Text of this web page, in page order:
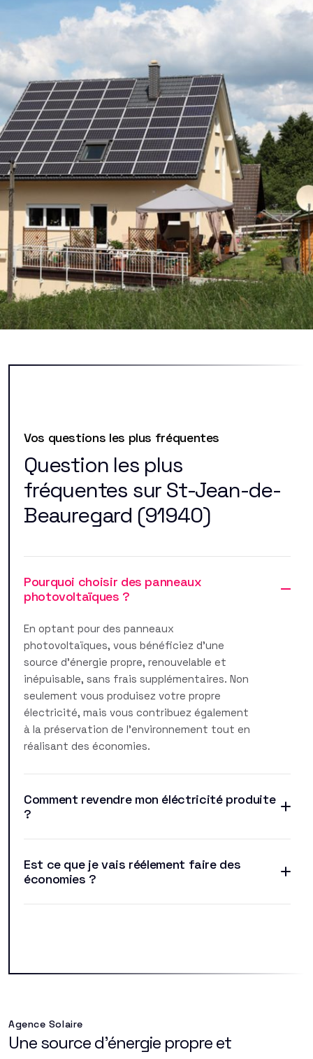
Vos questions les plus fréquentes
Question les plus
fréquentes sur St-Jean-de-
Beauregard (91940)
Pourquoi choisir des panneaux
photovoltaïques ?
En optant pour des panneaux
photovoltaïques, vous bénéficiez d'une
source d'énergie propre, renouvelable et
inépuisable, sans frais supplémentaires. Non
seulement vous produisez votre propre
électricité, mais vous contribuez également
à la préservation de l'environnement tout en
réalisant des économies.
Comment revendre mon éléctricité produite
?
Est ce que je vais réélement faire des
économies ?
Agence Solaire
Une source d'énergie propre et